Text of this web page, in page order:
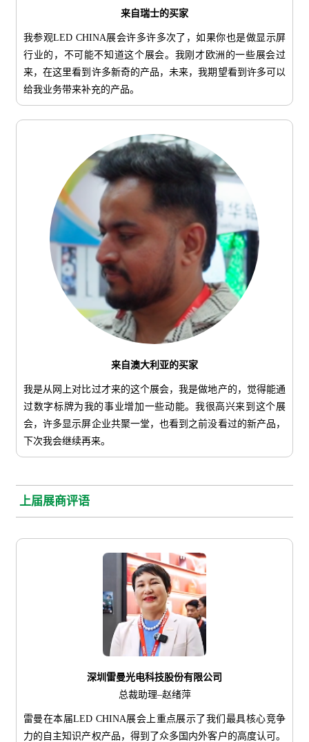
来自瑞士的买家
我参观LED CHINA展会许多许多次了，如果你也是做显示屏
行业的，不可能不知道这个展会。我刚才欧洲的一些展会过
来，在这里看到许多新奇的产品，未来，我期望看到许多可以
给我业务带来补充的产品。
来自澳大利亚的买家
我是从网上对比过才来的这个展会，我是做地产的，觉得能通
过数字标牌为我的事业增加一些动能。我很高兴来到这个展
会，许多显示屏企业共聚一堂，也看到之前没看过的新产品，
下次我会继续再来。
上届展商评语
深圳雷曼光电科技股份有限公司
总裁助理–赵绪萍
雷曼在本届LED CHINA展会上重点展示了我们最具核心竞争
力的自主知识产权产品，得到了众多国内外客户的高度认可。